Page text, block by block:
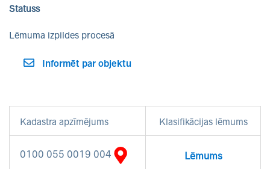
Statuss
Lēmuma izpildes procesā
Informēt par objektu
Kadastra apzīmējums Klasifikācijas lēmums
0100 055 0019 004 Lēmums